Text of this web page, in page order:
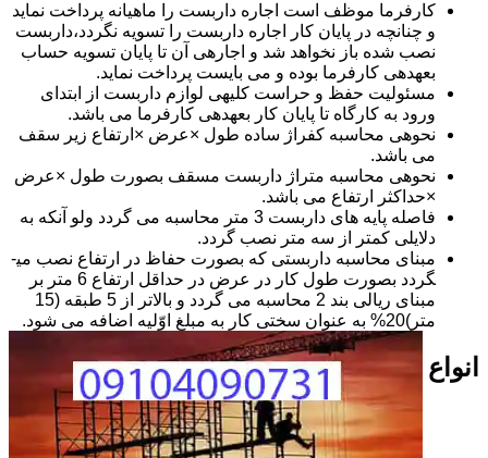
کارفرما موظف است اجاره داربست را ماهیانه پرداخت نماید
و چنانچه در پایان کار اجاره داربست را تسویه نگردد،داربست
نصب شده باز نخواهد شد و اجاره­ی آن تا پایان تسویه حساب
بعهده­ی کارفرما بوده و می بایست پرداخت نماید.
مسئولیت حفظ و حراست کلیه­ی لوازم داربست از ابتدای
ورود به کارگاه تا پایان کار بعهده­ی کارفرما می باشد.
نحوه­ی محاسبه کفراژ ساده طول ×عرض ×ارتفاع زیر سقف
می باشد.
نحوه­ی محاسبه متراژ داربست مسقف بصورت طول ×عرض
×حداکثر ارتفاع می باشد.
فاصله پایه های داربست 3 متر محاسبه می گردد ولو آنکه به
دلایلی کمتر از سه متر نصب گردد.
مبنای محاسبه داربستی که بصورت حفاظ در ارتفاع نصب می­
گردد بصورت طول کار در عرض در حداقل ارتفاع 6 متر بر
مبنای ریالی بند 2 محاسبه می گردد و بالاتر از 5 طبقه (15
متر)20% به عنوان سختی کار به مبلغ اوّلیه اضافه می شود.
انواع